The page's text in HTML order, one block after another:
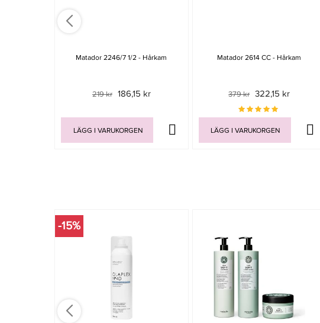
Matador 2246/7 1/2 - Hårkam
219 kr 186,15 kr
LÄGG I VARUKORGEN
Matador 2614 CC - Hårkam
379 kr 322,15 kr
LÄGG I VARUKORGEN
-15%